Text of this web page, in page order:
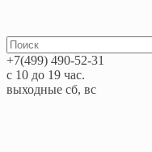
+7(499) 490-52-31
с 10 до 19 час.
выходные сб, вс